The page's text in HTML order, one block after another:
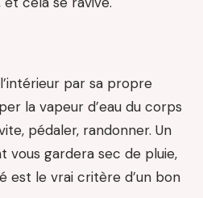
par sa propre
la vapeur d’eau du corps
pédaler, randonner. Un
gardera sec de pluie,
est le vrai critère d’un bon